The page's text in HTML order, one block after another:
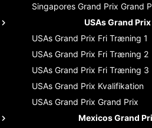
Singapores Grand Prix Grand
USAs Grand Prix
USAs Grand Prix Fri Træning 1
USAs Grand Prix Fri Træning 2
USAs Grand Prix Fri Træning 3
USAs Grand Prix Kvalifikation
USAs Grand Prix Grand Prix
Mexicos Grand